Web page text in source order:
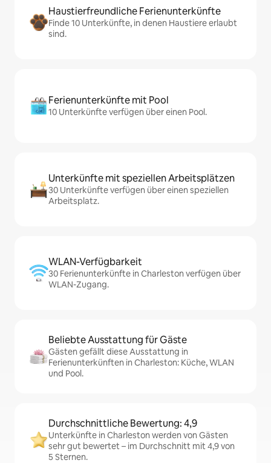
Haustierfreundliche Ferienunterkünfte
Finde 10 Unterkünfte, in denen Haustiere erlaubt
sind.
Ferienunterkünfte mit Pool
10 Unterkünfte verfügen über einen Pool.
Unterkünfte mit speziellen Arbeitsplätzen
30 Unterkünfte verfügen über einen speziellen
Arbeitsplatz.
WLAN-Verfügbarkeit
30 Ferienunterkünfte in Charleston verfügen über
WLAN-Zugang.
Beliebte Ausstattung für Gäste
Gästen gefällt diese Ausstattung in
Ferienunterkünften in Charleston: Küche, WLAN
und Pool.
Durchschnittliche Bewertung: 4,9
Unterkünfte in Charleston werden von Gästen
sehr gut bewertet – im Durchschnitt mit 4,9 von
5 Sternen.